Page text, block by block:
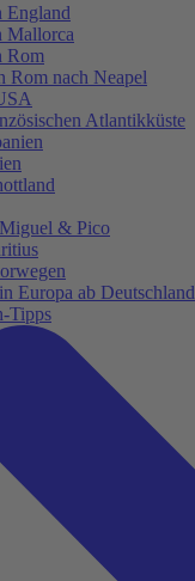
England
Mallorca
Rom
Rom nach Neapel
Atlantikküste
& Pico
Europa ab Deutschland
Tipps